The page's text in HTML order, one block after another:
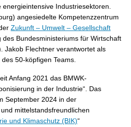
Industriesektoren.
angesiedelte Kompetenzzentrum
Zukunft – Umwelt – Gesellschaft
des Bundesministeriums für Wirtschaft
Jakob Flechtner verantwortet als
50-köpfigen Teams.
Anfang 2021 das BMWK-
in der Industrie“. Das
September 2024 in der
mittelstandsfreundlichen
und Klimaschutz (BIK)“